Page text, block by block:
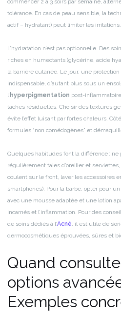
commencer 2 à 3 soirs par semaine,
tolérance. En cas de peau sensible, la
actif – hydratant) peut limiter les irritations.
L’hydratation n’est pas optionnelle. Des
riches en humectants (glycérine, acide
la barrière cutanée. Le jour, une
indispensable, d’autant plus sous un
l’ hyperpigmentation post-
taches résiduelles. Choisir des textures
évite l’effet luisant par fortes chaleurs.
formules “non comédogènes” et
Quelques habitudes font la différence :
régulièrement taies d’oreiller et
coulent sur le front, laver les accessoires
smartphones). Pour la barbe, opter pour
avec une mousse adaptée et une lotion
incarnés et l’inflammation. Pour des
de soins dédiés à l’Acné, il est utile de
dermocosmétiques éprouvées, sûres et
Quand
options
Exemples